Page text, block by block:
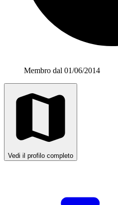
Membro dal 01/06/2014
Vedi il profilo completo